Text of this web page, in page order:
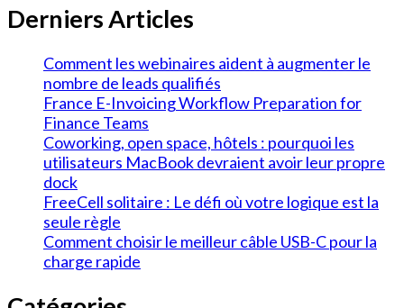
Derniers Articles
Comment les webinaires aident à augmenter le
nombre de leads qualifiés
France E-Invoicing Workflow Preparation for
Finance Teams
Coworking, open space, hôtels : pourquoi les
utilisateurs MacBook devraient avoir leur propre
dock
FreeCell solitaire : Le défi où votre logique est la
seule règle
Comment choisir le meilleur câble USB-C pour la
charge rapide